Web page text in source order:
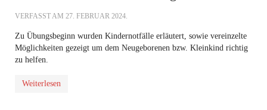
VERFASST AM 27. FEBRUAR 2024.
Zu Übungsbeginn wurden Kindernotfälle erläutert, sowie vereinzelte
Möglichkeiten gezeigt um dem Neugeborenen bzw. Kleinkind richtig
zu helfen.
Weiterlesen